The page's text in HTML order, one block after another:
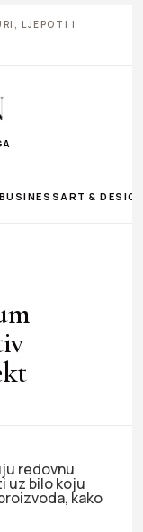
LJEPOTI I
BUSINESS ART &
redovnu
uz bilo koju
kako